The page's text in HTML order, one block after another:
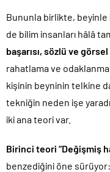
Bununla birlikte,
de bilim insanları hâlâ
başarısı, sözlü ve
rahatlama ve
kişinin beyninin telkine
tekniğin neden işe
iki ana teori var.
Birinci teori “Değişmiş
benzediğini öne